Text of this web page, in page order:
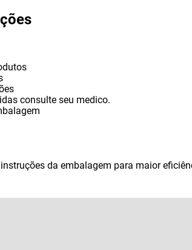
consulte seu medico.
da embalagem para maior